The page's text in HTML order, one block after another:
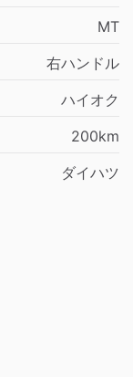
MT
右ハンドル
ハイオク
200km
ダイハツ